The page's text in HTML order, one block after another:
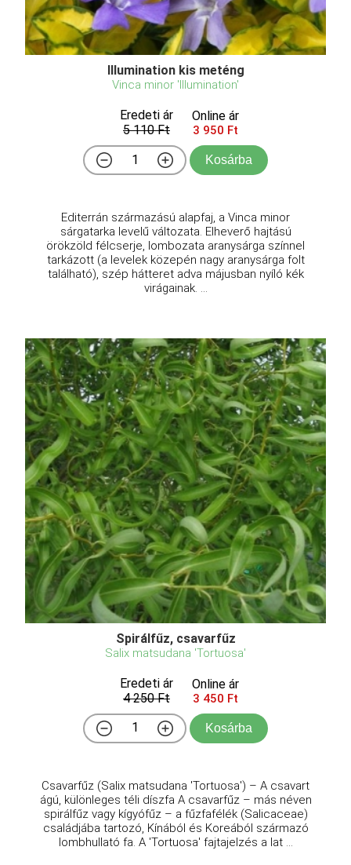
Illumination kis meténg
Vinca minor 'Illumination'
Eredeti ár
5 110 Ft
Online ár
3 950 Ft
Kosárba
Editerrán származású alapfaj, a Vinca minor
sárgatarka levelű változata. Elheverő hajtású
örökzöld félcserje, lombozata aranysárga színnel
tarkázott (a levelek közepén nagy aranysárga folt
található), szép hátteret adva májusban nyíló kék
virágainak. ...
Spirálfűz, csavarfűz
Salix matsudana 'Tortuosa'
Eredeti ár
4 250 Ft
Online ár
3 450 Ft
Kosárba
Csavarfűz (Salix matsudana 'Tortuosa') – A csavart
ágú, különleges téli díszfa A csavarfűz – más néven
spirálfűz vagy kígyófűz – a fűzfafélék (Salicaceae)
családjába tartozó, Kínából és Koreából származó
lombhullató fa. A 'Tortuosa' fajtajelzés a lat ...